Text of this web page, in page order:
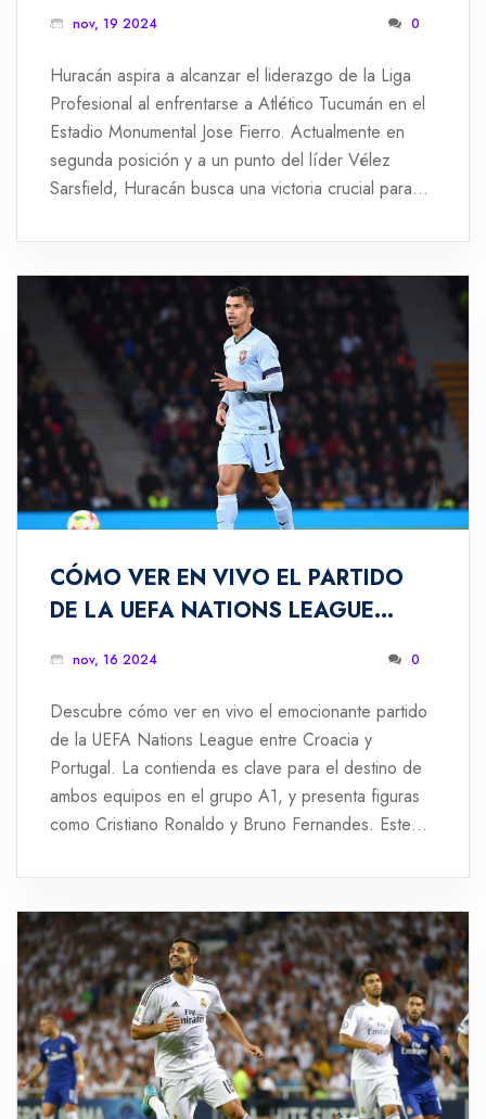
nov, 19 2024 0
Huracán aspira a alcanzar el liderazgo de la Liga
Profesional al enfrentarse a Atlético Tucumán en el
Estadio Monumental Jose Fierro. Actualmente en
segunda posición y a un punto del líder Vélez
Sarsfield, Huracán busca una victoria crucial para
liga, intentará mejorar su posición aprovechando su
ventaja local. El encuentro promete ser emocionante
y definidor para ambos equipos.
CÓMO VER EN VIVO EL PARTIDO
DE LA UEFA NATIONS LEAGUE
nov, 16 2024 0
Descubre cómo ver en vivo el emocionante partido
de la UEFA Nations League entre Croacia y
Portugal. La contienda es clave para el destino de
ambos equipos en el grupo A1, y presenta figuras
como Cristiano Ronaldo y Bruno Fernandes. Este
2024 en el estadio Poljud de Croacia. Infórmate
sobre las opciones de transmisión en vivo para no
perderte ningún detalle.